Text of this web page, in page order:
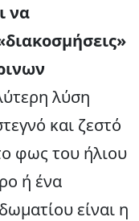
να
λύση
και ζεστό
φως του ήλιου
ή ένα
είναι η